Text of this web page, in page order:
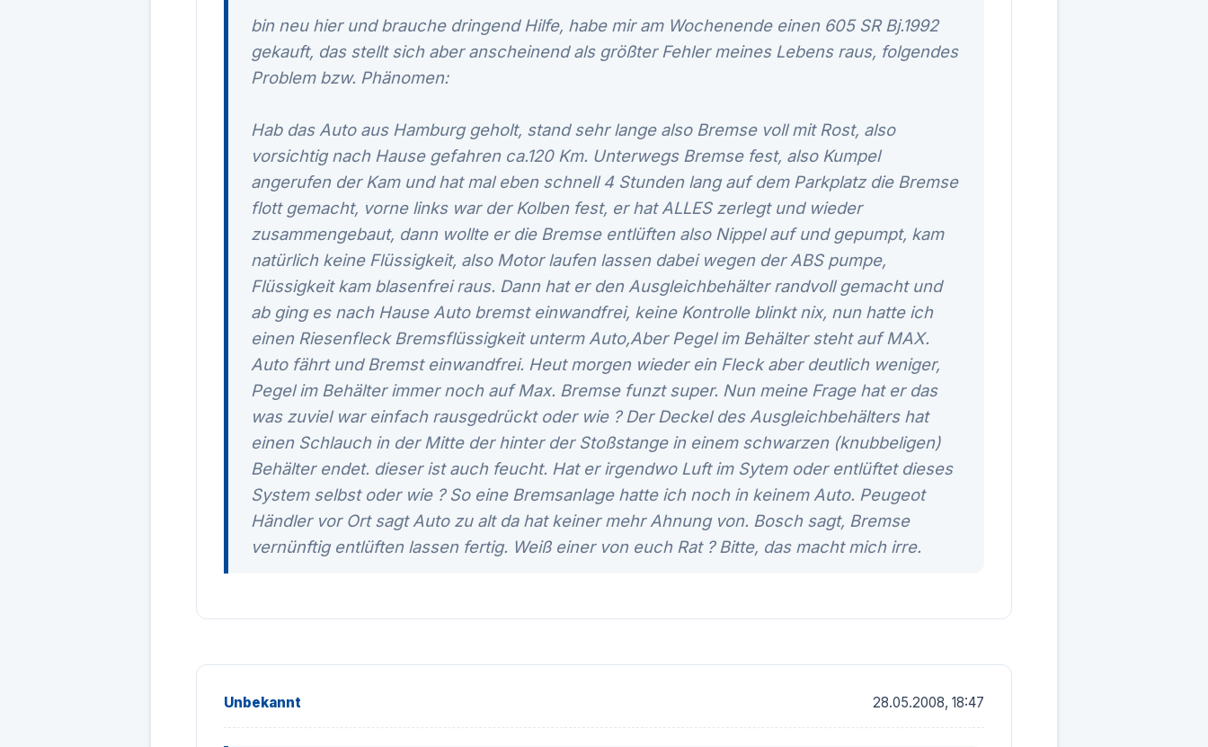
bin neu hier und brauche dringend Hilfe, habe mir am Wochenende einen 605 SR Bj.1992
gekauft, das stellt sich aber anscheinend als größter Fehler meines Lebens raus, folgendes
Problem bzw. Phänomen:
Hab das Auto aus Hamburg geholt, stand sehr lange also Bremse voll mit Rost, also
vorsichtig nach Hause gefahren ca.120 Km. Unterwegs Bremse fest, also Kumpel
angerufen der Kam und hat mal eben schnell 4 Stunden lang auf dem Parkplatz die Bremse
flott gemacht, vorne links war der Kolben fest, er hat ALLES zerlegt und wieder
zusammengebaut, dann wollte er die Bremse entlüften also Nippel auf und gepumpt, kam
natürlich keine Flüssigkeit, also Motor laufen lassen dabei wegen der ABS pumpe,
Flüssigkeit kam blasenfrei raus. Dann hat er den Ausgleichbehälter randvoll gemacht und
ab ging es nach Hause Auto bremst einwandfrei, keine Kontrolle blinkt nix, nun hatte ich
einen Riesenfleck Bremsflüssigkeit unterm Auto,Aber Pegel im Behälter steht auf MAX.
Auto fährt und Bremst einwandfrei. Heut morgen wieder ein Fleck aber deutlich weniger,
Pegel im Behälter immer noch auf Max. Bremse funzt super. Nun meine Frage hat er das
was zuviel war einfach rausgedrückt oder wie ? Der Deckel des Ausgleichbehälters hat
einen Schlauch in der Mitte der hinter der Stoßstange in einem schwarzen (knubbeligen)
Behälter endet. dieser ist auch feucht. Hat er irgendwo Luft im Sytem oder entlüftet dieses
System selbst oder wie ? So eine Bremsanlage hatte ich noch in keinem Auto. Peugeot
Händler vor Ort sagt Auto zu alt da hat keiner mehr Ahnung von. Bosch sagt, Bremse
vernünftig entlüften lassen fertig. Weiß einer von euch Rat ? Bitte, das macht mich irre.
Unbekannt 28.05.2008, 18:47